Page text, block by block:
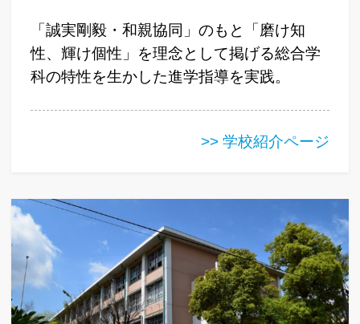
「誠実剛毅・和親協同」のもと「磨け知
性、輝け個性」を理念として掲げる総合学
科の特性を生かした進学指導を実践。
>> 学校紹介ページ